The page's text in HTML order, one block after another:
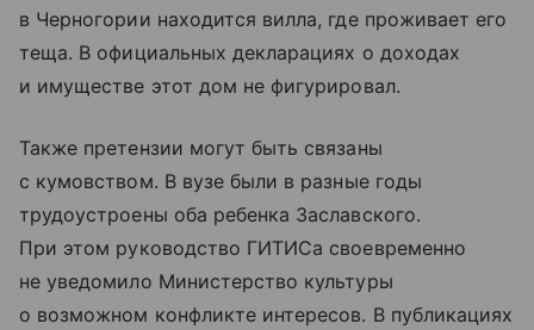
в Черногории находится вилла, где проживает его
теща. В официальных декларациях о доходах
и имуществе этот дом не фигурировал.
Также претензии могут быть связаны
с кумовством. В вузе были в разные годы
трудоустроены оба ребенка Заславского.
При этом руководство ГИТИСа своевременно
не уведомило Министерство культуры
о возможном конфликте интересов. В публикациях